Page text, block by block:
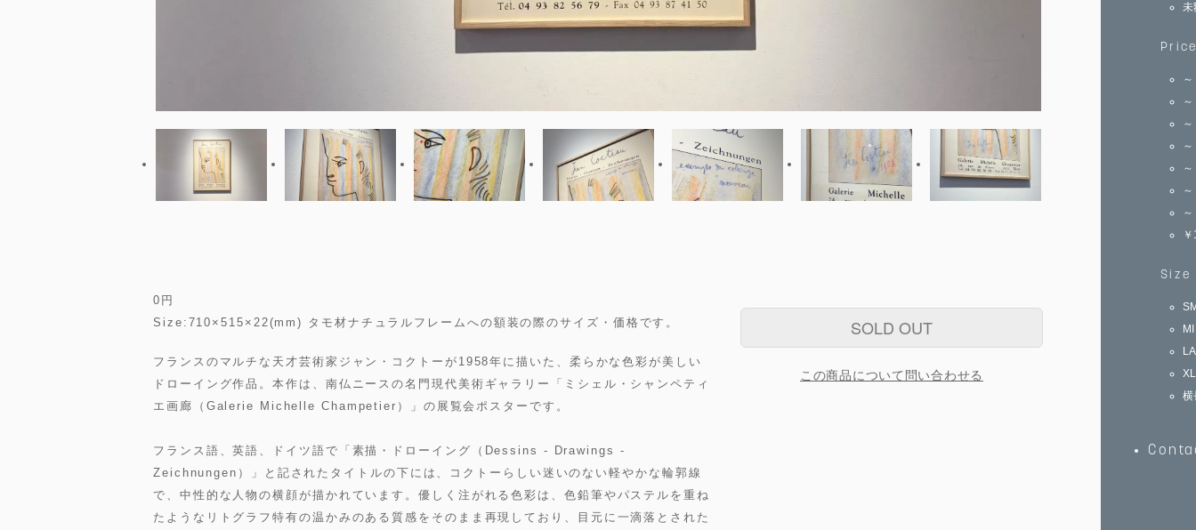
未
Price
Size
横
0 円
Size:710×515×22(mm) タモ材ナチュラルフレームへの額装の際のサイズ・価格です。
フランスのマルチな天才芸術家ジャン・コクトーが1958年に描いた、柔らかな色彩が美しい
ドローイング作品。本作は、南仏ニースの名門現代美術ギャラリー「ミシェル・シャンペティ
エ画廊（Galerie Michelle Champetier）」の展覧会ポスターです。
フランス語、英語、ドイツ語で「素描・ドローイング（Dessins - Drawings -
Zeichnungen）」と記されたタイトルの下には、コクトーらしい迷いのない軽やかな輪郭線
で、中性的な人物の横顔が描かれています。優しく注がれる色彩は、色鉛筆やパステルを重ね
たようなリトグラフ特有の温かみのある質感をそのまま再現しており、目元に一滴落とされた
SOLD OUT
この商品について問い合わせる